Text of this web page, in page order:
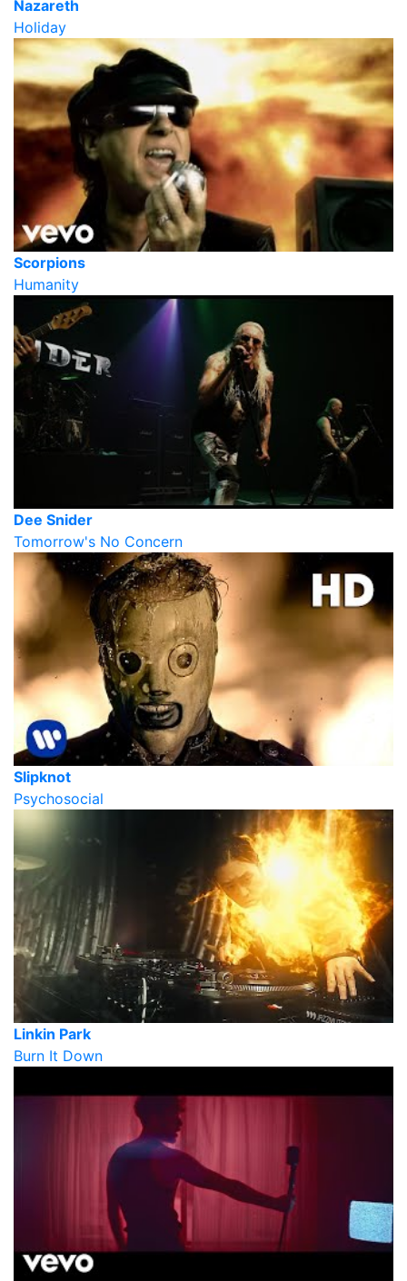
Nazareth
Holiday
Scorpions
Humanity
Dee Snider
Tomorrow's No Concern
Slipknot
Psychosocial
Linkin Park
Burn It Down